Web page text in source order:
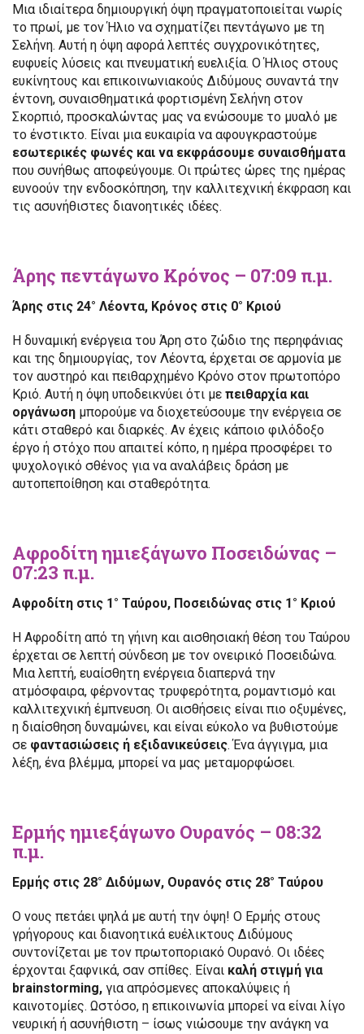
Μια ιδιαίτερα δημιουργική όψη πραγματοποιείται νωρίς
το πρωί, με τον Ήλιο να σχηματίζει πεντάγωνο με τη
Σελήνη. Αυτή η όψη αφορά λεπτές συγχρονικότητες,
ευφυείς λύσεις και πνευματική ευελιξία. Ο Ήλιος στους
ευκίνητους και επικοινωνιακούς Διδύμους συναντά την
έντονη, συναισθηματικά φορτισμένη Σελήνη στον
Σκορπιό, προσκαλώντας μας να ενώσουμε το μυαλό με
το ένστικτο. Είναι μια ευκαιρία να αφουγκραστούμε
εσωτερικές φωνές και να εκφράσουμε συναισθήματα
που συνήθως αποφεύγουμε. Οι πρώτες ώρες της ημέρας
ευνοούν την ενδοσκόπηση, την καλλιτεχνική έκφραση και
τις ασυνήθιστες διανοητικές ιδέες.
Άρης πεντάγωνο Κρόνος – 07:09 π.μ.
Άρης στις 24° Λέοντα, Κρόνος στις 0° Κριού
Η δυναμική ενέργεια του Άρη στο ζώδιο της περηφάνιας
και της δημιουργίας, τον Λέοντα, έρχεται σε αρμονία με
τον αυστηρό και πειθαρχημένο Κρόνο στον πρωτοπόρο
Κριό. Αυτή η όψη υποδεικνύει ότι με πειθαρχία και
οργάνωση μπορούμε να διοχετεύσουμε την ενέργεια σε
κάτι σταθερό και διαρκές. Αν έχεις κάποιο φιλόδοξο
έργο ή στόχο που απαιτεί κόπο, η ημέρα προσφέρει το
ψυχολογικό σθένος για να αναλάβεις δράση με
αυτοπεποίθηση και σταθερότητα.
Αφροδίτη ημιεξάγωνο Ποσειδώνας –
07:23 π.μ.
Αφροδίτη στις 1° Ταύρου, Ποσειδώνας στις 1° Κριού
Η Αφροδίτη από τη γήινη και αισθησιακή θέση του Ταύρου
έρχεται σε λεπτή σύνδεση με τον ονειρικό Ποσειδώνα.
Μια λεπτή, ευαίσθητη ενέργεια διαπερνά την
ατμόσφαιρα, φέρνοντας τρυφερότητα, ρομαντισμό και
καλλιτεχνική έμπνευση. Οι αισθήσεις είναι πιο οξυμένες,
η διαίσθηση δυναμώνει, και είναι εύκολο να βυθιστούμε
σε φαντασιώσεις ή εξιδανικεύσεις. Ένα άγγιγμα, μια
λέξη, ένα βλέμμα, μπορεί να μας μεταμορφώσει.
Ερμής ημιεξάγωνο Ουρανός – 08:32
π.μ.
Ερμής στις 28° Διδύμων, Ουρανός στις 28° Ταύρου
Ο νους πετάει ψηλά με αυτή την όψη! Ο Ερμής στους
γρήγορους και διανοητικά ευέλικτους Διδύμους
συντονίζεται με τον πρωτοποριακό Ουρανό. Οι ιδέες
έρχονται ξαφνικά, σαν σπίθες. Είναι καλή στιγμή για
brainstorming, για απρόσμενες αποκαλύψεις ή
καινοτομίες. Ωστόσο, η επικοινωνία μπορεί να είναι λίγο
νευρική ή ασυνήθιστη – ίσως νιώσουμε την ανάγκη να